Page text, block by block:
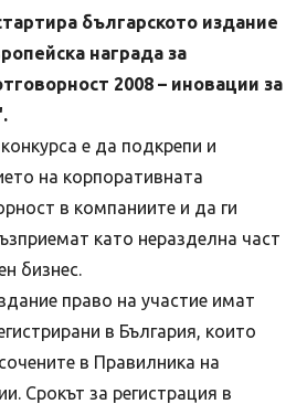
българското издание
награда за
2008 – иновации за
е да подкрепи и
на корпоративната
в компаниите и да ги
като неразделна част
бизнес.
право на участие имат
в България, които
в Правилника на
Срокът за регистрация в